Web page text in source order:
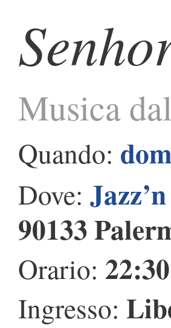
Musica
Quando:
Dove:
90133
Orario: 22:30
Ingresso: